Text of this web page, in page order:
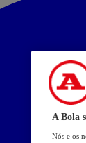
A Bola
Nós e os